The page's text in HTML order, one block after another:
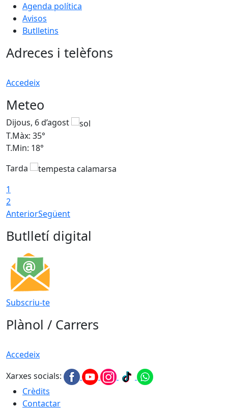
Agenda política
Avisos
Butlletins
Adreces i telèfons
Accedeix
Meteo
Dijous, 6 d’agost
T.Màx: 35°
T.Min: 18°
Tarda
1
2
AnteriorSegüent
Butlletí digital
Subscriu-te
Plànol / Carrers
Accedeix
Xarxes socials:
Crèdits
Contactar